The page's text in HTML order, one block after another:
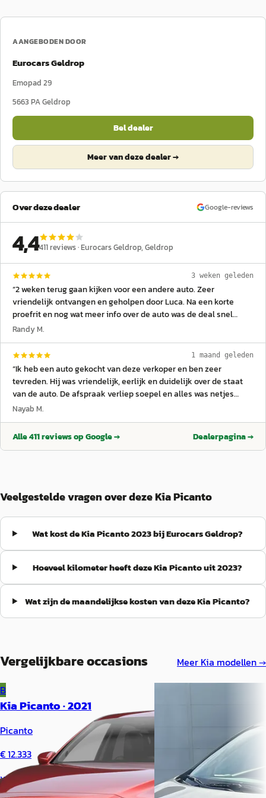
AANGEBODEN DOOR
Eurocars Geldrop
Emopad 29
5663 PAGeldrop
Bel dealer
Meer van deze dealer →
Over deze dealer Google-reviews
4,4411reviews ·Eurocars Geldrop, Geldrop
3 weken geleden
“2 weken terug gaan kijken voor een andere auto. Zeer
vriendelijk ontvangen en geholpen door Luca. Na een korte
proefrit en nog wat meer info over de auto was de deal snel
gesloten. Afgelopen week de wagen al op kunnen halen. Zeer
nieuwe auto.
Randy M.
1 maand geleden
“Ik heb een auto gekocht van deze verkoper en ben zeer
tevreden. Hij was vriendelijk, eerlijk en duidelijk over de staat
van de auto. De afspraak verliep soepel en alles was netjes
geregeld. Bedankt!
Nayab M.
Alle411reviews op Google → Dealerpagina →
Veelgestelde vragen over deze Kia Picanto
Wat kost de Kia Picanto 2023 bij Eurocars Geldrop?
Hoeveel kilometer heeft deze Kia Picanto uit 2023?
Wat zijn de maandelijkse kosten van deze Kia Picanto?
Vergelijkbare occasions Meer Kia modellen →
B
Kia Picanto·2021
Picanto
€ 12.333
v.a. € 261/mnd
v.a. € 354/mnd